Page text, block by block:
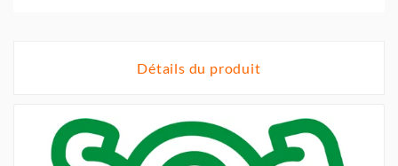
Détails du produit